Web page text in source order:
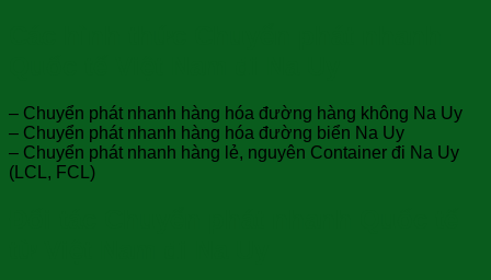
– Chuyển phát nhanh hàng hóa đường hàng không Na Uy
– Chuyển phát nhanh hàng hóa đường biển Na Uy
– Chuyển phát nhanh hàng lẻ, nguyên Container đi Na Uy
(LCL, FCL)